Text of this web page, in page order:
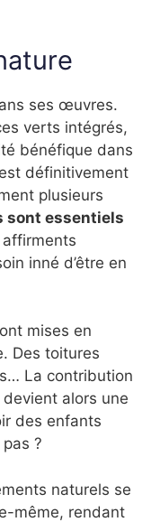
ses œuvres.
verts intégrés,
bénéfique dans
définitivement
plusieurs
sont essentiels
affirments
inné d’être en
mises en
Des toitures
La contribution
alors une
des enfants
?
naturels se
même, rendant